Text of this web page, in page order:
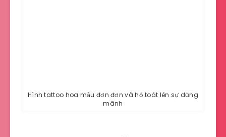
Hình tattoo hoa mẫu đơn đơn và hổ toát lên sự dũng
mãnh